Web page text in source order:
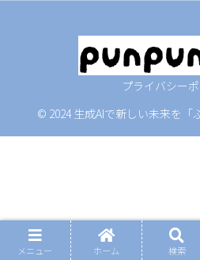
プライバシー
© 2024 生成AIで新しい未来を「
メニュー ホーム 検索